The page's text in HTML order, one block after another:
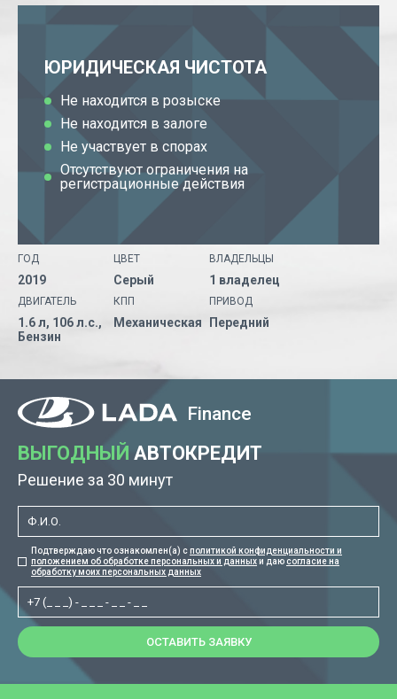
ЮРИДИЧЕСКАЯ ЧИСТОТА
Не находится в розыске
Не находится в залоге
Не участвует в спорах
Отсутствуют ограничения на
регистрационные действия
ГОД
2019
ЦВЕТ
Серый
ВЛАДЕЛЬЦЫ
1 владелец
ДВИГАТЕЛЬ
1.6 л, 106 л.с.,
Бензин
КПП
Механическая
ПРИВОД
Передний
Finance
ВЫГОДНЫЙ АВТОКРЕДИТ
Решение за 30 минут
Подтверждаю что ознакомлен(а) сполитикой конфиденциальности и
положением об обработке персональных и данныхи даю согласие на
обработку моих персональных данных
ОСТАВИТЬ ЗАЯВКУ